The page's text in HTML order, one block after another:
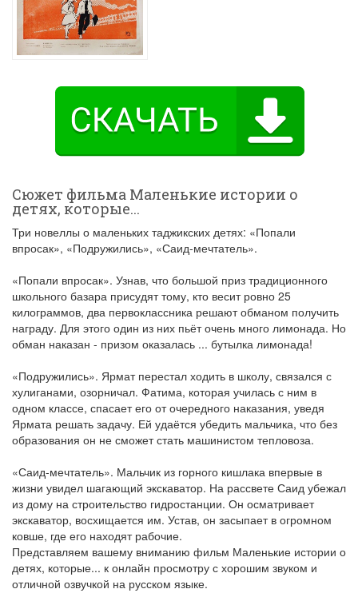
Сюжет фильма Маленькие истории о
детях, которые...
Три новеллы о маленьких таджикских детях: «Попали
впросак», «Подружились», «Саид-мечтатель».
«Попали впросак». Узнав, что большой приз традиционного
школьного базара присудят тому, кто весит ровно 25
килограммов, два первоклассника решают обманом получить
награду. Для этого один из них пьёт очень много лимонада. Но
обман наказан - призом оказалась ... бутылка лимонада!
«Подружились». Ярмат перестал ходить в школу, связался с
хулиганами, озорничал. Фатима, которая училась с ним в
одном классе, спасает его от очередного наказания, уведя
Ярмата решать задачу. Ей удаётся убедить мальчика, что без
образования он не сможет стать машинистом тепловоза.
«Саид-мечтатель». Мальчик из горного кишлака впервые в
жизни увидел шагающий экскаватор. На рассвете Саид убежал
из дому на строительство гидростанции. Он осматривает
экскаватор, восхищается им. Устав, он засыпает в огромном
ковше, где его находят рабочие.
Представляем вашему вниманию фильм Маленькие истории о
детях, которые... к онлайн просмотру с хорошим звуком и
отличной озвучкой на русском языке.